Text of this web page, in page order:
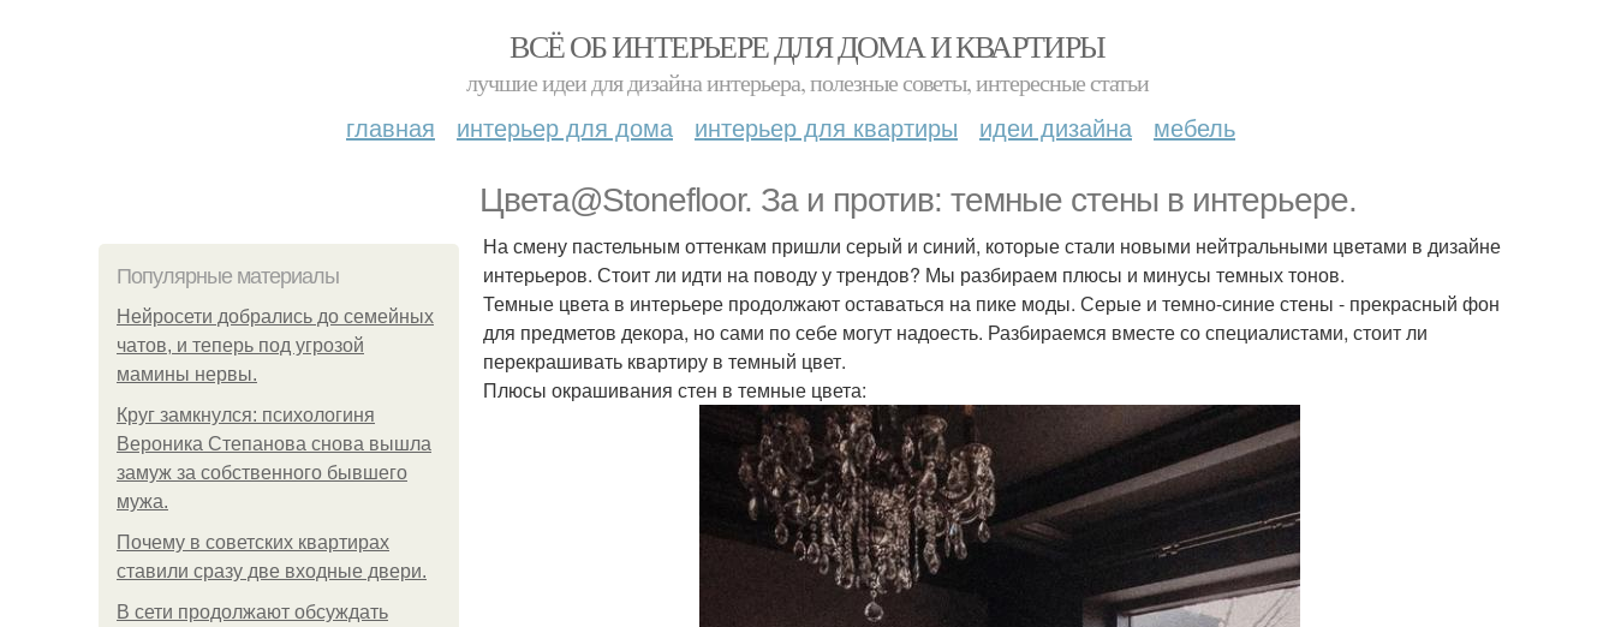
ВСЁ ОБ ИНТЕРЬЕРЕ ДЛЯ ДОМА И КВАРТИРЫ
лучшие идеи для дизайна интерьера, полезные советы, интересные статьи
главная интерьер для дома интерьер для квартиры идеи дизайна мебель
Цвета@Stonefloor. За и против: темные стены в интерьере.
Популярные материалы
Нейросети добрались до семейных
чатов, и теперь под угрозой
мамины нервы.
Круг замкнулся: психологиня
Вероника Степанова снова вышла
замуж за собственного бывшего
мужа.
Почему в советских квартирах
ставили сразу две входные двери.
В сети продолжают обсуждать
На смену пастельным оттенкам пришли серый и синий, которые стали новыми нейтральными цветами в дизайне
интерьеров. Стоит ли идти на поводу у трендов? Мы разбираем плюсы и минусы темных тонов.
Темные цвета в интерьере продолжают оставаться на пике моды. Серые и темно-синие стены - прекрасный фон
для предметов декора, но сами по себе могут надоесть. Разбираемся вместе со специалистами, стоит ли
перекрашивать квартиру в темный цвет.
Плюсы окрашивания стен в темные цвета: